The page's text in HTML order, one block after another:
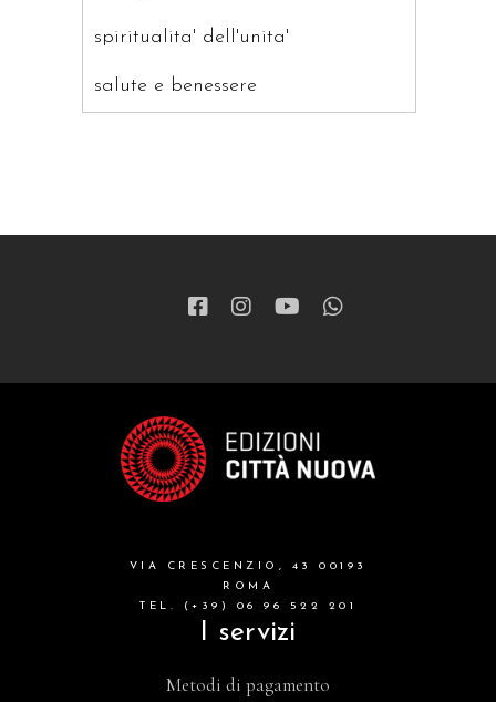
spiritualita' dell'unita'
salute e benessere
patristica
formazione cristiana e liturgia
catalogo storico
attualita'
VIA CRESCENZIO, 43 00193
ROMA
TEL. (+39) 06 96 522 201
I servizi
Metodi di pagamento